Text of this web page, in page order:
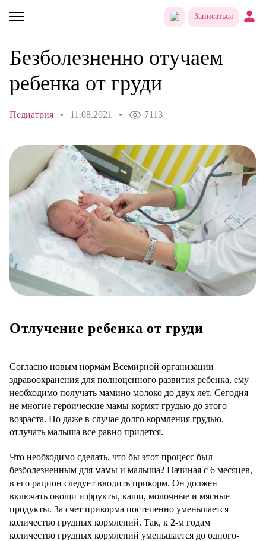
Записаться
Безболезненно отучаем
ребенка от груди
Педиатрия 11.08.2021 7113
Отлучение ребенка от груди
Согласно новым нормам Всемирной организации
здравоохранения для полноценного развития ребенка, ему
необходимо получать мамино молоко до двух лет. Сегодня
не многие героические мамы кормят грудью до этого
возраста. Но даже в случае долго кормления грудью,
отлучать малыша все равно придется.
Что необходимо сделать, что бы этот процесс был
безболезненным для мамы и малыша? Начиная с 6 месяцев,
в его рацион следует вводить прикорм. Он должен
включать овощи и фрукты, каши, молочные и мясные
продукты. За счет прикорма постепенно уменьшается
количество грудных кормлений. Так, к 2-м годам
количество грудных кормлений уменьшается до одного-